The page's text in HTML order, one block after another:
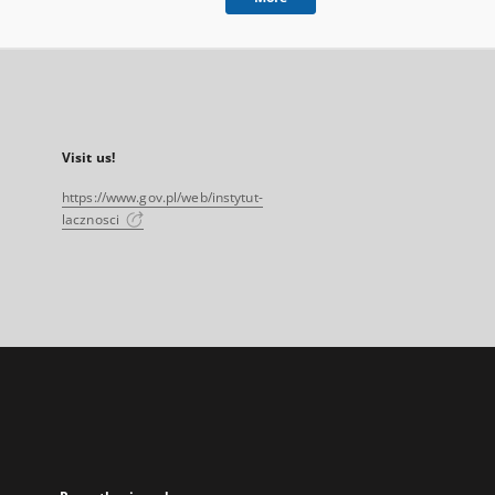
Visit us!
https://www.gov.pl/web/instytut-
lacznosci